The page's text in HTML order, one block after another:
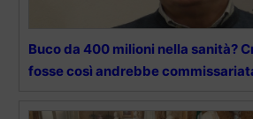
Buco da 400 milioni nella sanità?
fosse così andrebbe